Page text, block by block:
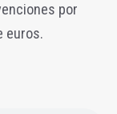
por
euros.